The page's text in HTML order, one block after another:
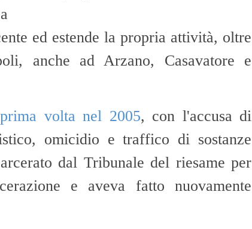
ed estende la propria attività, oltre
anche ad Arzano, Casavatore e
volta nel 2005, con l'accusa di
omicidio e traffico di sostanze
dal Tribunale del riesame per
e aveva fatto nuovamente